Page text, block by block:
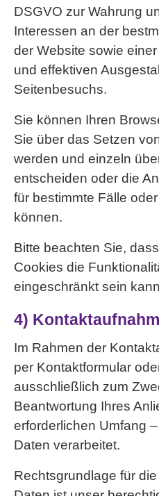
DSGVO zur Wahrung
Interessen an der
der Website sowie
und effektiven
Seitenbesuchs.
Sie können Ihren
Sie über das Setzen
werden und einzeln
entscheiden oder die
für bestimmte Fälle
können.
Bitte beachten Sie,
Cookies die
eingeschränkt sein
4)
Im Rahmen der
per Kontaktformular
ausschließlich zum
Beantwortung Ihres
erforderlichen Umfang
Daten verarbeitet.
Rechtsgrundlage für